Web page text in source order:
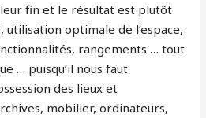
fin et le résultat est plutôt
optimale de l’espace,
rangements … tout
… puisqu’il nous faut
des lieux et
mobilier, ordinateurs,